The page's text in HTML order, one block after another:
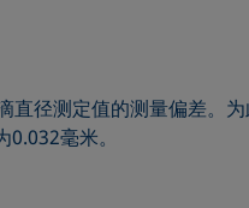
直径测定值的测量偏差。
毫米。